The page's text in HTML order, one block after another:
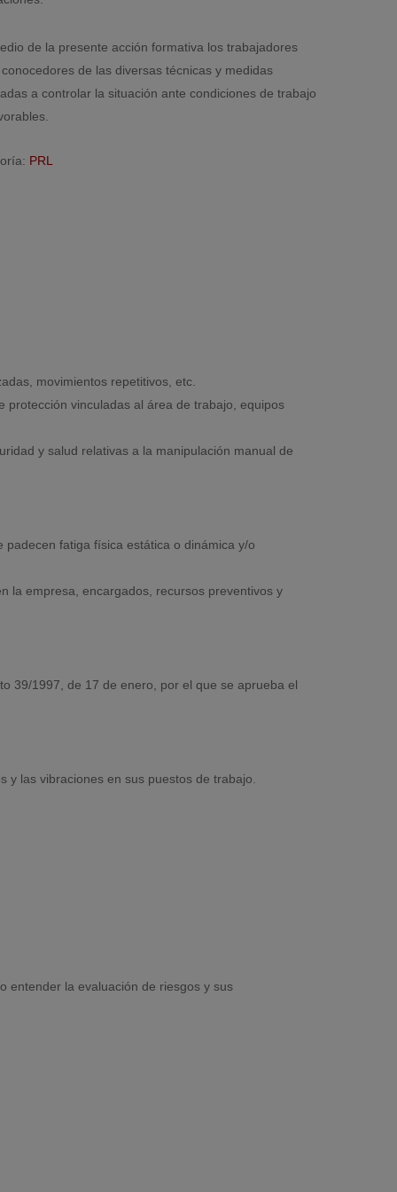
de la presente acción formativa los trabajadores
de las diversas técnicas y medidas
a controlar la situación ante condiciones de trabajo
PRL
movimientos repetitivos, etc.
protección vinculadas al área de trabajo, equipos
y salud relativas a la manipulación manual de
fatiga física estática o dinámica y/o
la empresa, encargados, recursos preventivos y
39/1997, de 17 de enero, por el que se aprueba el
las vibraciones en sus puestos de trabajo.
entender la evaluación de riesgos y sus